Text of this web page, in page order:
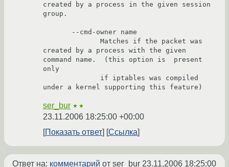
created by a process in the given session
group.
created by a process with the given
command name.  (this option is  present
only
ser_bur ★★
23.11.2006 18:25:00 +00:00
Показать ответ
Ссылка
Ответ на: комментарий от ser_bur 23.11.2006 18:25:00